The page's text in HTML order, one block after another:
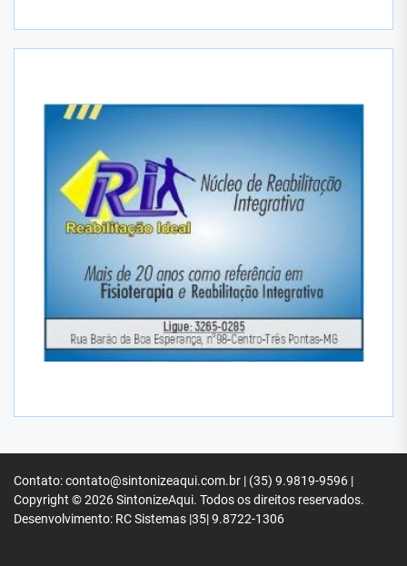
Contato: contato@sintonizeaqui.com.br | (35) 9.9819-9596 |
Copyright © 2026SintonizeAqui. Todos os direitos reservados.
Desenvolvimento: RC Sistemas |35| 9.8722-1306